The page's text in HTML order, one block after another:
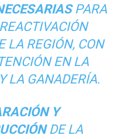
PARA
LA REGIÓN, CON
EN LA
LA GANADERÍA.
Y
DE LA